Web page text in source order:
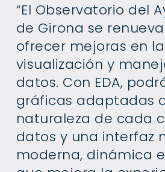
“El Observatorio del
de Girona se
ofrecer mejoras en la
visualización y
datos. Con EDA,
gráficas adaptadas
naturaleza de cada
datos y una interfaz
moderna, dinámica